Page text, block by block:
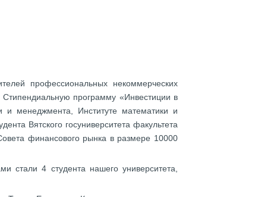
профессиональных некоммерческих
Стипендиальную программу «Инвестиции в
и менеджмента, Институте математики и
Вятского госуниверситета факультета
финансового рынка в размере 10000
стали 4 студента нашего университета,